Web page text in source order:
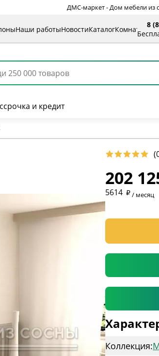
ДМС-маркет - Дом мебели из
Наши работыНовостиКаталогКомнаты
8
и кредит
202
5614
/ месяц
* обязательное
*
Коллекция: